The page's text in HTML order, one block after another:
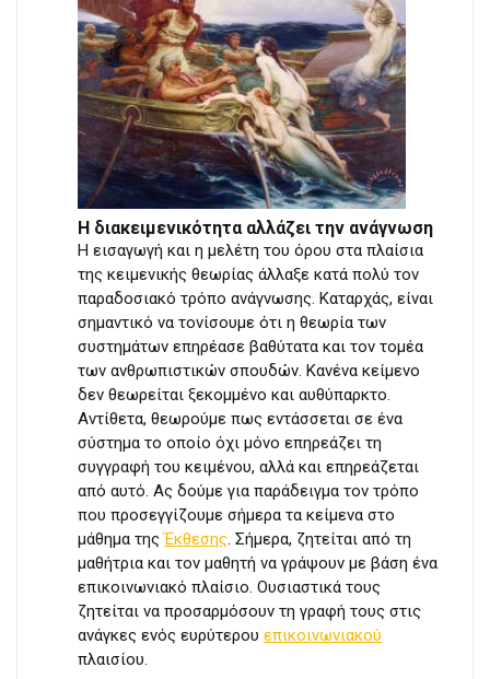
Η διακειμενικότητα αλλάζει την ανάγνωση
Η εισαγωγή και η μελέτη του όρου στα πλαίσια
της κειμενικής θεωρίας άλλαξε κατά πολύ τον
παραδοσιακό τρόπο ανάγνωσης. Καταρχάς, είναι
σημαντικό να τονίσουμε ότι η θεωρία των
συστημάτων επηρέασε βαθύτατα και τον τομέα
των ανθρωπιστικών σπουδών. Κανένα κείμενο
δεν θεωρείται ξεκομμένο και αυθύπαρκτο.
Αντίθετα, θεωρούμε πως εντάσσεται σε ένα
σύστημα το οποίο όχι μόνο επηρεάζει τη
συγγραφή του κειμένου, αλλά και επηρεάζεται
από αυτό. Ας δούμε για παράδειγμα τον τρόπο
που προσεγγίζουμε σήμερα τα κείμενα στο
μάθημα τηςΈκθεσης. Σήμερα, ζητείται από τη
μαθήτρια και τον μαθητή να γράψουν με βάση ένα
επικοινωνιακό πλαίσιο. Ουσιαστικά τους
ζητείται να προσαρμόσουν τη γραφή τους στις
ανάγκες ενός ευρύτερου επικοινωνιακού
πλαισίου.